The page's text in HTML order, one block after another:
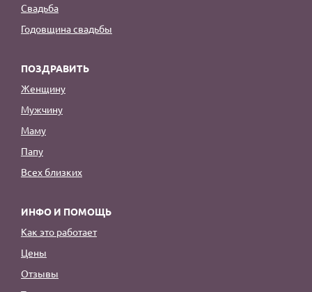
Свадьба
Годовщина свадьбы
ПОЗДРАВИТЬ
Женщину
Мужчину
Маму
Папу
Всех близких
ИНФО И ПОМОЩЬ
Как это работает
Цены
Отзывы